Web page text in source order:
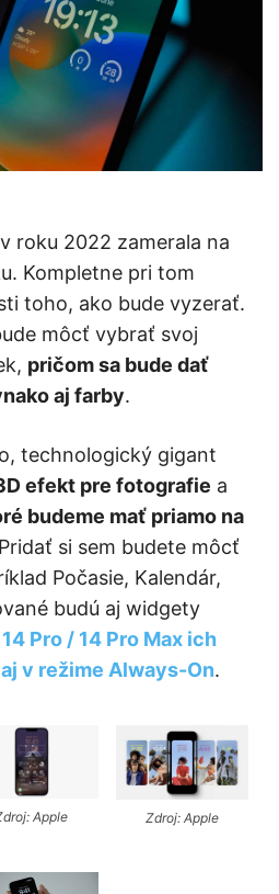
roku 2022 zamerala na
Kompletne pri tom
toho, ako bude vyzerať.
môcť vybrať svoj
pričom sa bude dať
aj farby.
technologický gigant
efekt pre fotografie a
budeme mať priamo na
si sem budete môcť
Počasie, Kalendár,
budú aj widgety
Pro / 14 Pro Max ich
v režime Always-On.
Apple Zdroj: Apple